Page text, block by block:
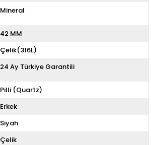
Mineral
42 MM
Çelik(316L)
24 Ay Türkiye Garantili
Pilli (Quartz)
Erkek
Siyah
Çelik